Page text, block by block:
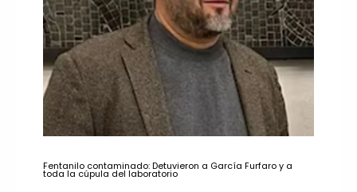
Fentanilo contaminado: Detuvieron a García Furfaro y a
toda la cúpula del laboratorio